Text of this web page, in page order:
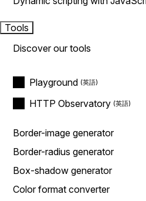
Tools
Discover our tools
Playground
HTTP Observatory
Border-image generator
Border-radius generator
Box-shadow generator
Color format converter